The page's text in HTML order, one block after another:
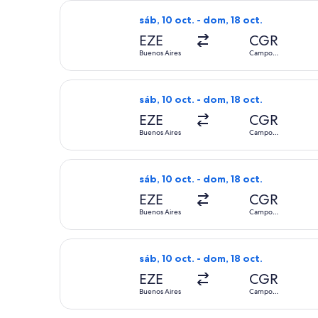
sáb, 10 oct. - dom, 18 oct.
EZE
Buenos Aires
CGR
Campo
Seleccionar vuelo de LATAM
sáb, 10 oct. - dom, 18 oct.
EZE
Buenos Aires
CGR
Campo
Seleccionar vuelo de LATAM
sáb, 10 oct. - dom, 18 oct.
EZE
Buenos Aires
CGR
Campo
Seleccionar vuelo de LATAM
sáb, 10 oct. - dom, 18 oct.
EZE
Buenos Aires
CGR
Campo
Seleccionar vuelo de LATAM